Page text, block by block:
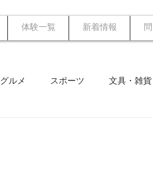
体験一覧 新着情報
グルメ スポーツ 文具・雑貨